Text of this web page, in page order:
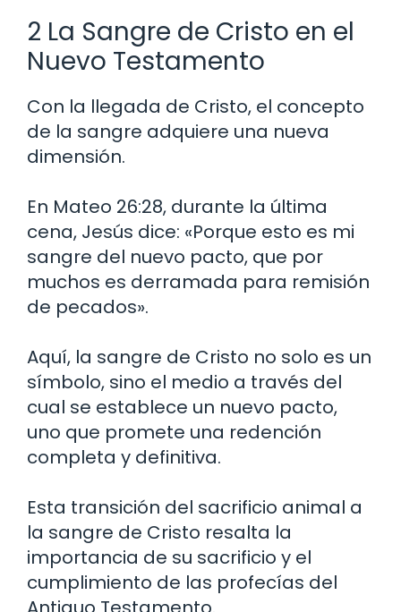
2 La Sangre de Cristo en el
Nuevo Testamento
Con la llegada de Cristo, el concepto
de la sangre adquiere una nueva
dimensión.
En Mateo 26:28, durante la última
cena, Jesús dice: «Porque esto es mi
sangre del nuevo pacto, que por
muchos es derramada para remisión
de pecados».
Aquí, la sangre de Cristo no solo es un
símbolo, sino el medio a través del
cual se establece un nuevo pacto,
uno que promete una redención
completa y definitiva.
Esta transición del sacrificio animal a
la sangre de Cristo resalta la
importancia de su sacrificio y el
cumplimiento de las profecías del